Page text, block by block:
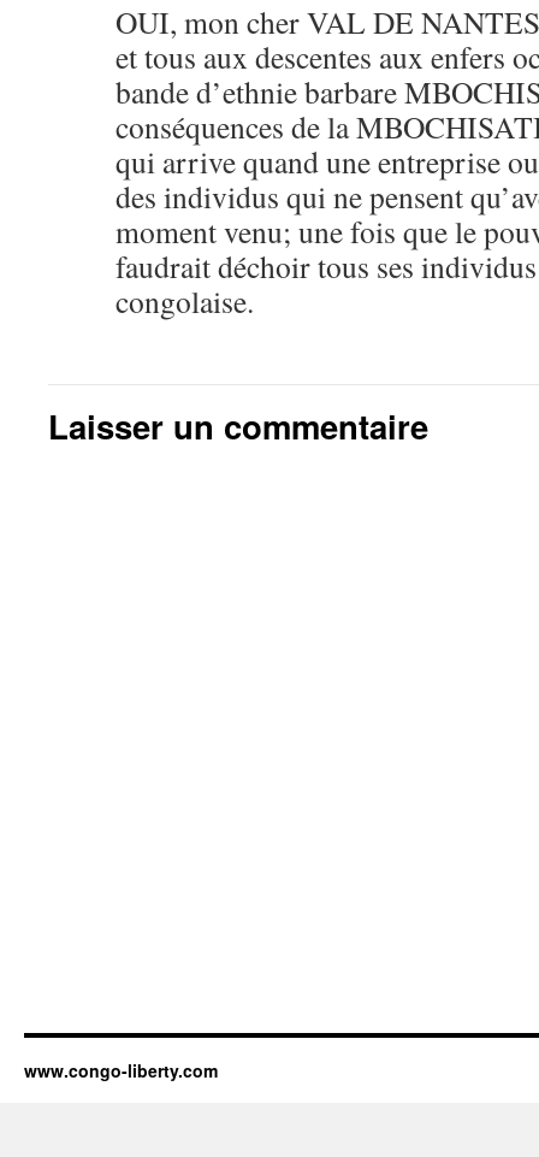
OUI, mon cher VAL DE
et tous aux descentes aux enfers
bande d’ethnie barbare
conséquences de la
qui arrive quand une entreprise
des individus qui ne pensent
moment venu; une fois que le
faudrait déchoir tous ses
congolaise.
Laisser un commentaire
www.congo-liberty.com